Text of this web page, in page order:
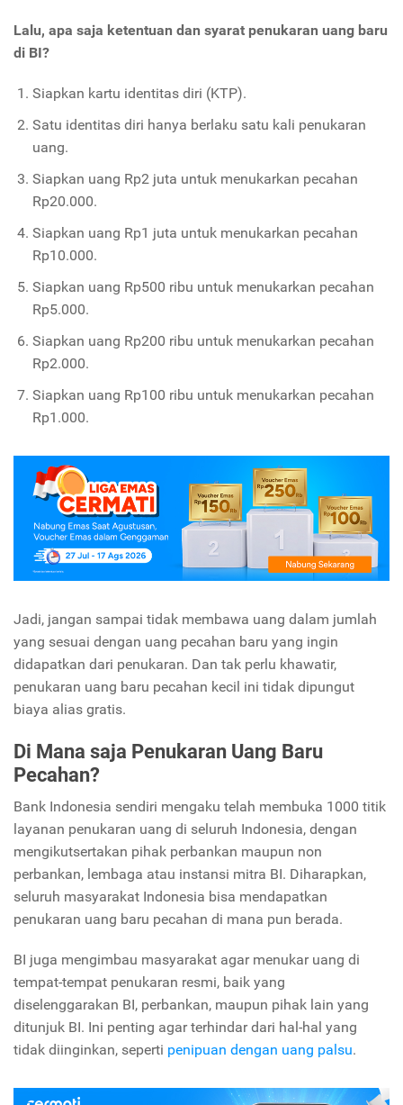
Lalu, apa saja ketentuan dan syarat penukaran uang baru
di BI?
Siapkan kartu identitas diri (KTP).
Satu identitas diri hanya berlaku satu kali penukaran
uang.
Siapkan uang Rp2 juta untuk menukarkan pecahan
Rp20.000.
Siapkan uang Rp1 juta untuk menukarkan pecahan
Rp10.000.
Siapkan uang Rp500 ribu untuk menukarkan pecahan
Rp5.000.
Siapkan uang Rp200 ribu untuk menukarkan pecahan
Rp2.000.
Siapkan uang Rp100 ribu untuk menukarkan pecahan
Rp1.000.
Jadi, jangan sampai tidak membawa uang dalam jumlah
yang sesuai dengan uang pecahan baru yang ingin
didapatkan dari penukaran. Dan tak perlu khawatir,
penukaran uang baru pecahan kecil ini tidak dipungut
biaya alias gratis.
Di Mana saja Penukaran Uang Baru
Pecahan?
Bank Indonesia sendiri mengaku telah membuka 1000 titik
layanan penukaran uang di seluruh Indonesia, dengan
mengikutsertakan pihak perbankan maupun non
perbankan, lembaga atau instansi mitra BI. Diharapkan,
seluruh masyarakat Indonesia bisa mendapatkan
penukaran uang baru pecahan di mana pun berada.
BI juga mengimbau masyarakat agar menukar uang di
tempat-tempat penukaran resmi, baik yang
diselenggarakan BI, perbankan, maupun pihak lain yang
ditunjuk BI. Ini penting agar terhindar dari hal-hal yang
tidak diinginkan, seperti penipuan dengan uang palsu.